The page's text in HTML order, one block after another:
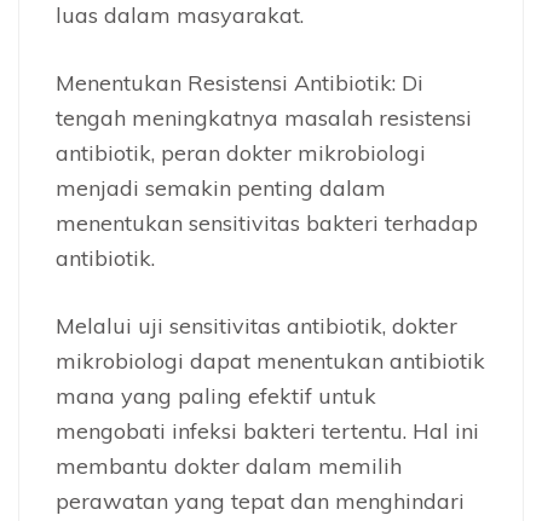
luas dalam masyarakat.
Menentukan Resistensi Antibiotik: Di
tengah meningkatnya masalah resistensi
antibiotik, peran dokter mikrobiologi
menjadi semakin penting dalam
menentukan sensitivitas bakteri terhadap
antibiotik.
Melalui uji sensitivitas antibiotik, dokter
mikrobiologi dapat menentukan antibiotik
mana yang paling efektif untuk
mengobati infeksi bakteri tertentu. Hal ini
membantu dokter dalam memilih
perawatan yang tepat dan menghindari